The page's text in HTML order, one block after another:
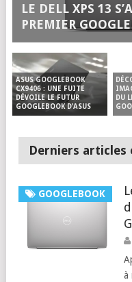
LE DELL XPS 13
PREMIER
ASUS GOOGLEBOOK
CX9406 : UNE FUITE
DÉVOILE LE FUTUR
GOOGLEBOOK D’ASUS
DU
Derniers articles
GOOGLEBOOK
à